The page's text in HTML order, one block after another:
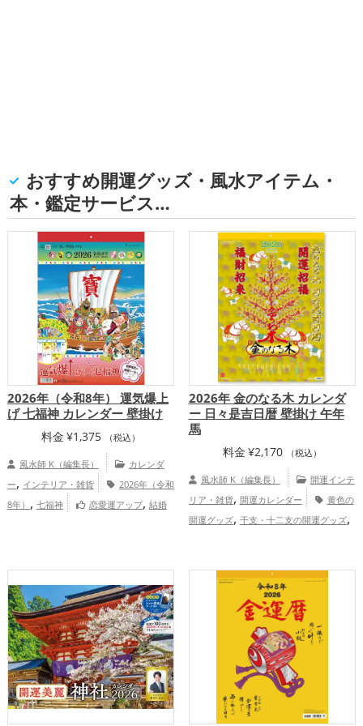
おすすめ開運グッズ・風水アイテム・
本・鑑定サービス…
2026年（令和8年） 運気爆上
げ 七福神 カレンダー 壁掛け
料金 ¥1,375 （税込）
風水師 K（編集長）
カレンダ
ー, インテリア・雑貨
2026年（令和
8年） , 七福神 恋愛運アップ, 結婚
2026年 金のなる木 カレンダ
ー 日々是吉日暦 壁掛け 午年
馬
料金 ¥2,170 （税込）
風水師 K（編集長）
開運インテ
リア・雑貨, 開運カレンダー
黄色の
開運グッズ, 干支・十二支の開運グッズ,
運アップ,仕事運アップ,健康運アップ
総合運・全体運アップ